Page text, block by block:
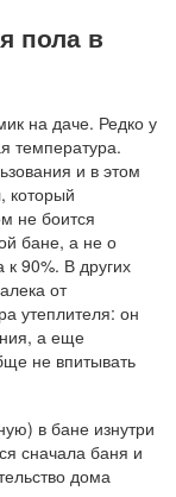
пола в
на даче. Редко у
температура.
и в этом
который
не боится
бане, а не о
к 90%. В других
от
утеплителя: он
а еще
не впитывать
сначала баня и
дома